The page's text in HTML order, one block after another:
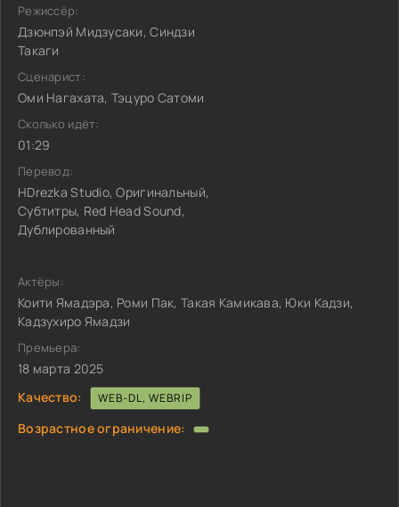
Режиссёр:
Дзюнпэй Мидзусаки, Синдзи
Такаги
Сценарист:
Оми Нагахата, Тэцуро Сатоми
Сколько идёт:
01:29
Перевод:
HDrezka Studio, Оригинальный,
Субтитры, Red Head Sound,
Дублированный
Актёры:
Коити Ямадэра, Роми Пак, Такая Камикава, Юки Кадзи,
Кадзухиро Ямадзи
Премьера:
18 марта 2025
Качество:
WEB-DL, WEBRIP
Возрастное ограничение: